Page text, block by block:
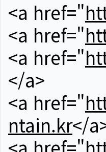
<a href="
<a href="
<a href="
</a>
<a href="
ntain.kr</